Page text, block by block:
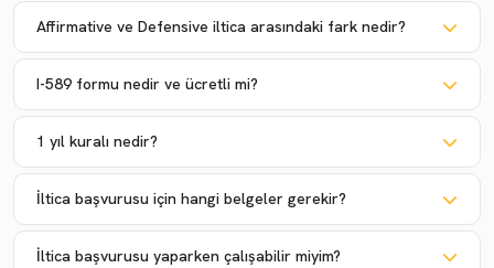
Affirmative ve Defensive iltica arasındaki fark nedir?
I-589 formu nedir ve ücretli mi?
1 yıl kuralı nedir?
İltica başvurusu için hangi belgeler gerekir?
İltica başvurusu yaparken çalışabilir miyim?